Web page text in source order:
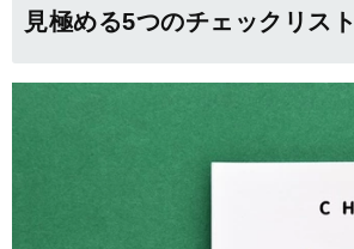
見極める5つのチェックリスト